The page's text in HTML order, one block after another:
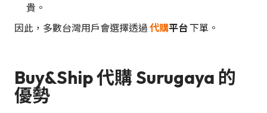
貴。
因此，多數台灣用戶會選擇透過 代購平台下單。
Buy&Ship 代購 Surugaya 的
優勢